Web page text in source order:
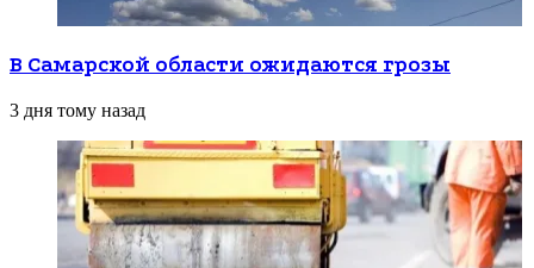
В Самарской области ожидаются грозы
3 дня тому назад